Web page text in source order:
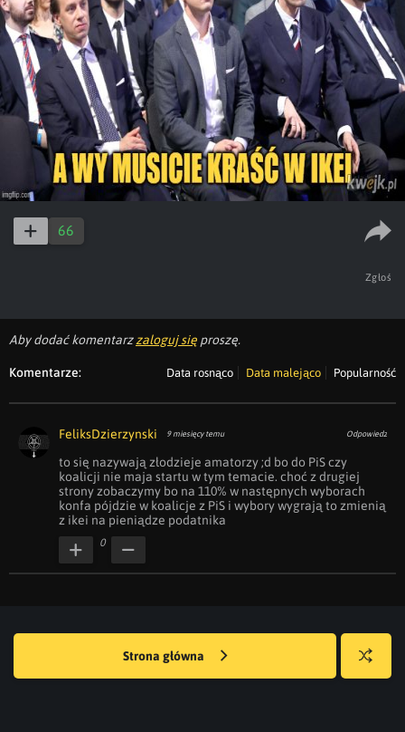
66
Zgłoś
Aby dodać komentarzzaloguj się proszę.
Komentarze: Data rosnąco Data malejąco Popularność
FeliksDzierzynski 9 miesięcy temu Odpowiedz
to się nazywają złodzieje amatorzy ;d bo do PiS czy
koalicji nie maja startu w tym temacie. choć z drugiej
strony zobaczymy bo na 110% w następnych wyborach
konfa pójdzie w koalicje z PiS i wybory wygrają to zmienią
z ikei na pieniądze podatnika
0
Strona główna